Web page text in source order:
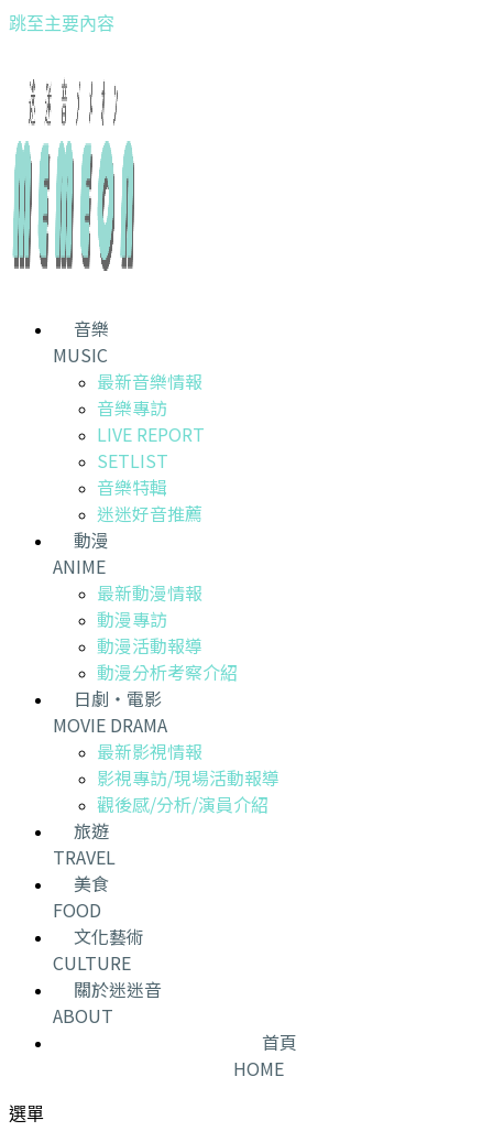
跳至主要內容
音樂
MUSIC
最新音樂情報
音樂專訪
LIVE REPORT
SETLIST
音樂特輯
迷迷好音推薦
動漫
ANIME
最新動漫情報
動漫專訪
動漫活動報導
動漫分析考察介紹
日劇・電影
MOVIE DRAMA
最新影視情報
影視專訪/現場活動報導
觀後感/分析/演員介紹
旅遊
TRAVEL
美食
FOOD
文化藝術
CULTURE
關於迷迷音
ABOUT
首頁
HOME
選單